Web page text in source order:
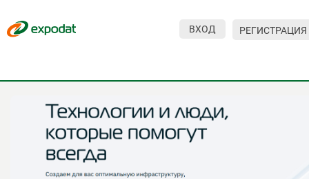
ВХОД РЕГИСТРАЦИЯ
О сервисе
Организациям
Контакты